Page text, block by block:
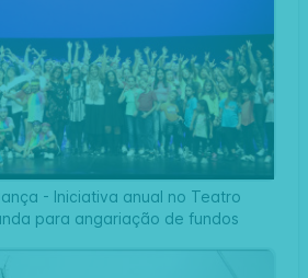
- Iniciativa anual no Teatro
para angariação de fundos